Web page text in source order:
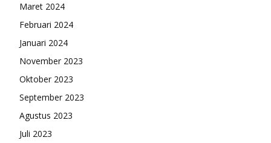
Maret 2024
Februari 2024
Januari 2024
November 2023
Oktober 2023
September 2023
Agustus 2023
Juli 2023